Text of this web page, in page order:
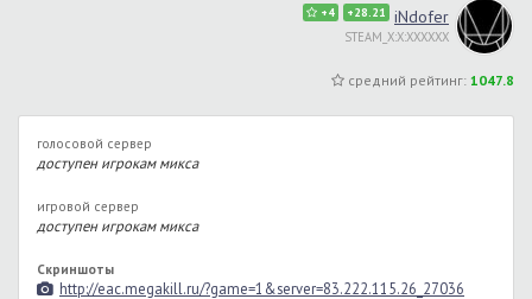
+4 +28.21 iNdofer
STEAM_X:X:XXXXXX
средний рейтинг: 1047.8
голосовой сервер
доступен игрокам микса
игровой сервер
доступен игрокам микса
Скриншоты
http://eac.megakill.ru/?game=1&server=83.222.115.26_27036